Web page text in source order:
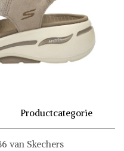
Productcategorie
van Skechers